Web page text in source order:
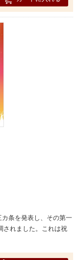
条を発表し、その第一
されました。これは祝